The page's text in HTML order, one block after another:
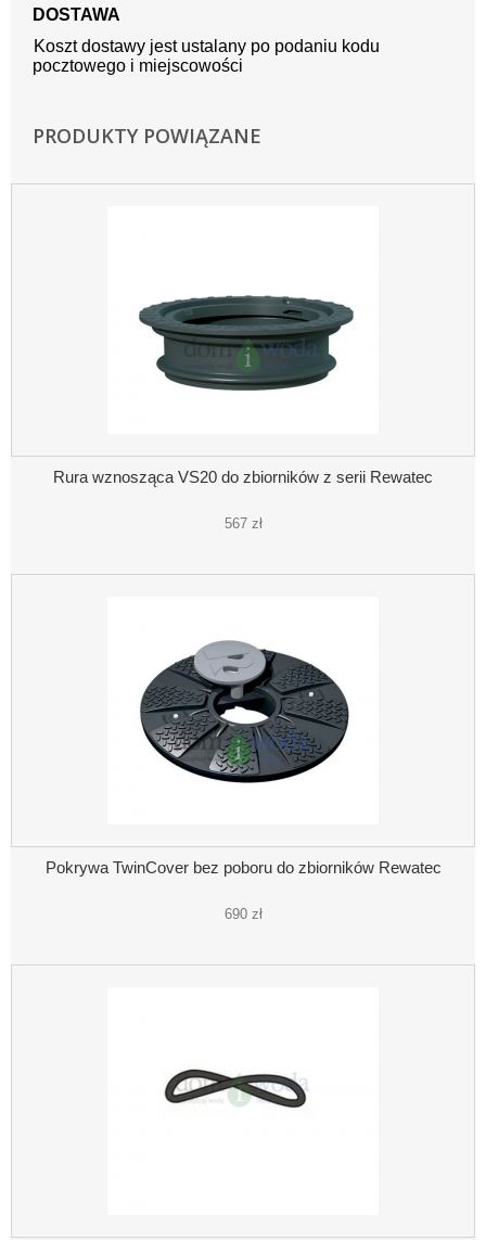
DOSTAWA
Koszt dostawy jest ustalany po podaniu kodu
pocztowego i miejscowości
PRODUKTY POWIĄZANE
Rura wznosząca VS20 do zbiorników z serii Rewatec
567 zł
Pokrywa TwinCover bez poboru do zbiorników Rewatec
690 zł